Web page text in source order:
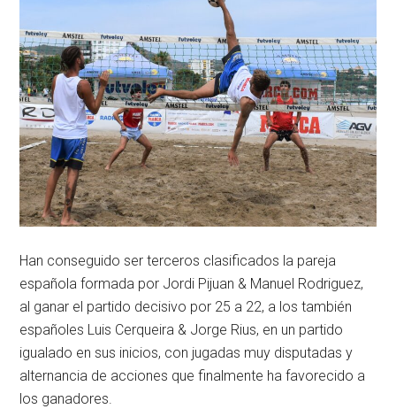
Han conseguido ser terceros clasificados la pareja
española formada por Jordi Pijuan & Manuel Rodriguez,
al ganar el partido decisivo por 25 a 22, a los también
españoles Luis Cerqueira & Jorge Rius, en un partido
igualado en sus inicios, con jugadas muy disputadas y
alternancia de acciones que finalmente ha favorecido a
los ganadores.